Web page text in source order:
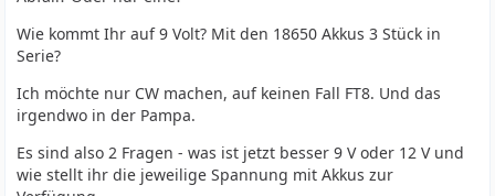
Wie kommt Ihr auf 9 Volt? Mit den 18650 Akkus 3 Stück in
Serie?
Ich möchte nur CW machen, auf keinen Fall FT8. Und das
irgendwo in der Pampa.
Es sind also 2 Fragen - was ist jetzt besser 9 V oder 12 V und
wie stellt ihr die jeweilige Spannung mit Akkus zur